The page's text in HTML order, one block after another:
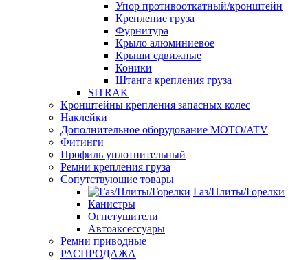
Упор противооткатный/кронштейн
Крепление груза
Фурнитура
Крыло алюминиевое
Крыши сдвижные
Коники
Штанга крепления груза
SITRAK
Кронштейны крепления запасных колес
Наклейки
Дополнительное оборудование MOTO/ATV
Фитинги
Профиль уплотнительный
Ремни крепления груза
Сопутствующие товары
Газ/Плиты/Горелки
Канистры
Огнетушители
Автоаксессуары
Ремни приводные
РАСПРОДАЖА